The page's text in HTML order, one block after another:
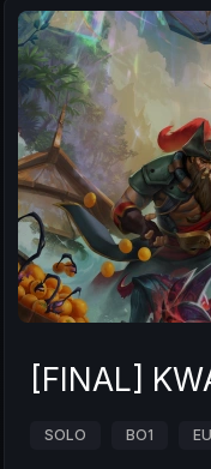
[FINAL]
SOLO BO1